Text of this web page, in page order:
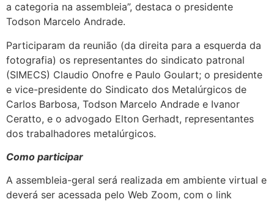
a categoria na assembleia”, destaca o presidente
Todson Marcelo Andrade.
Participaram da reunião (da direita para a esquerda da
fotografia) os representantes do sindicato patronal
(SIMECS) Claudio Onofre e Paulo Goulart; o presidente
e vice-presidente do Sindicato dos Metalúrgicos de
Carlos Barbosa, Todson Marcelo Andrade e Ivanor
Ceratto, e o advogado Elton Gerhadt, representantes
dos trabalhadores metalúrgicos.
Como participar
A assembleia-geral será realizada em ambiente virtual e
deverá ser acessada pelo Web Zoom, com o link